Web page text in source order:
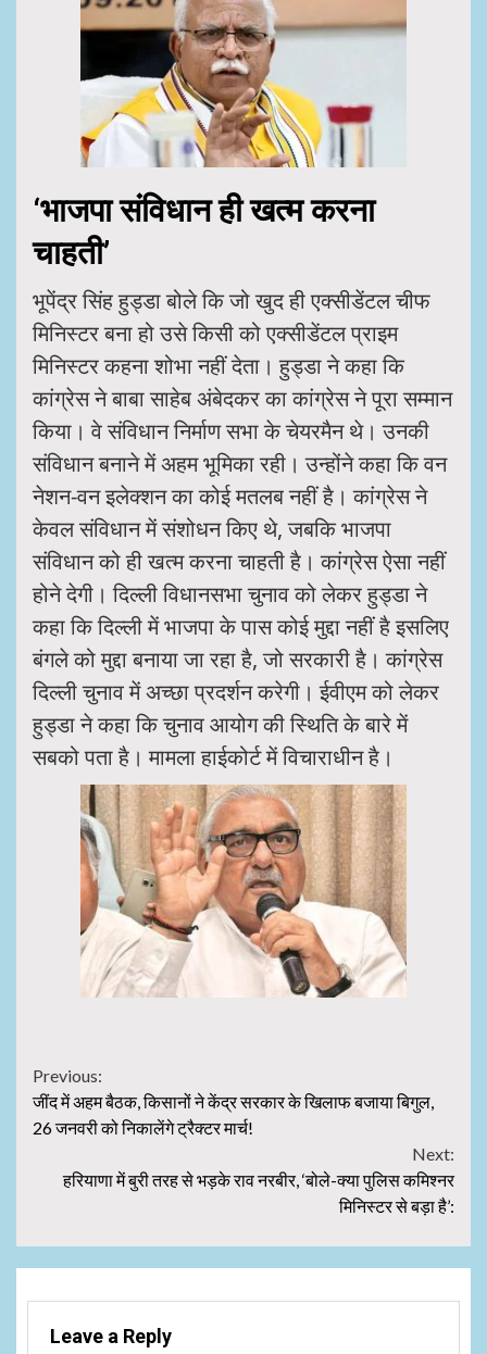
‘भाजपा संविधान ही खत्म करना
चाहती’
भूपेंद्र सिंह हुड्डा बोले कि जो खुद ही एक्सीडेंटल चीफ
मिनिस्टर बना हो उसे किसी को एक्सीडेंटल प्राइम
मिनिस्टर कहना शोभा नहीं देता। हुड्डा ने कहा कि
कांग्रेस ने बाबा साहेब अंबेदकर का कांग्रेस ने पूरा सम्मान
किया। वे संविधान निर्माण सभा के चेयरमैन थे। उनकी
संविधान बनाने में अहम भूमिका रही। उन्होंने कहा कि वन
नेशन-वन इलेक्शन का कोई मतलब नहीं है। कांग्रेस ने
केवल संविधान में संशोधन किए थे, जबकि भाजपा
संविधान को ही खत्म करना चाहती है। कांग्रेस ऐसा नहीं
होने देगी। दिल्ली विधानसभा चुनाव को लेकर हुड्डा ने
कहा कि दिल्ली में भाजपा के पास कोई मुद्दा नहीं है इसलिए
बंगले को मुद्दा बनाया जा रहा है, जो सरकारी है। कांग्रेस
दिल्ली चुनाव में अच्छा प्रदर्शन करेगी। ईवीएम को लेकर
हुड्डा ने कहा कि चुनाव आयोग की स्थिति के बारे में
सबको पता है। मामला हाईकोर्ट में विचाराधीन है।
Continue
Reading
Previous:
जींद में अहम बैठक, किसानों ने केंद्र सरकार के खिलाफ बजाया बिगुल,
26 जनवरी को निकालेंगे ट्रैक्टर मार्च!
Next:
हरियाणा में बुरी तरह से भड़के राव नरबीर, ‘बोले-क्या पुलिस कमिश्नर
मिनिस्टर से बड़ा है’:
Leave a Reply